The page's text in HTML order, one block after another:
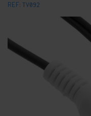
REF: TV092